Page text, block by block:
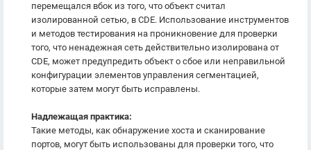
перемещался вбок из того, что объект считал
изолированной сетью, в CDE. Использование инструментов
и методов тестирования на проникновение для проверки
того, что ненадежная сеть действительно изолирована от
CDE, может предупредить объект о сбое или неправильной
конфигурации элементов управления сегментацией,
которые затем могут быть исправлены.
Надлежащая практика:
Такие методы, как обнаружение хоста и сканирование
портов, могут быть использованы для проверки того, что